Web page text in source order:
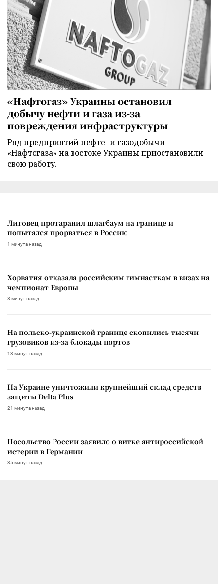
«Нафтогаз» Украины остановил
добычу нефти и газа из-за
повреждения инфраструктуры
Ряд предприятий нефте- и газодобычи
«Нафтогаза» на востоке Украины приостановили
свою работу.
Литовец протаранил шлагбаум на границе и
попытался прорваться в Россию
1 минута назад
Хорватия отказала российским гимнасткам в визах на
чемпионат Европы
8 минут назад
На польско-украинской границе скопились тысячи
грузовиков из-за блокады портов
13 минут назад
На Украине уничтожили крупнейший склад средств
защиты Delta Plus
21 минута назад
Посольство России заявило о витке антироссийской
истерии в Германии
35 минут назад